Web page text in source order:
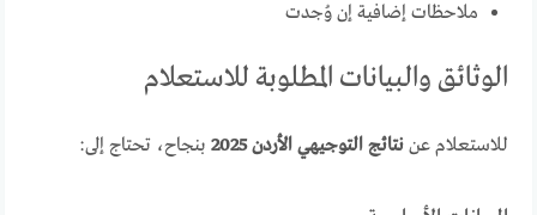
ملاحظات إضافية إن وُجدت
الوثائق والبيانات المطلوبة للاستعلام
للاستعلام عننتائج التوجيهي الأردن 2025 بنجاح، تحتاج إلى: